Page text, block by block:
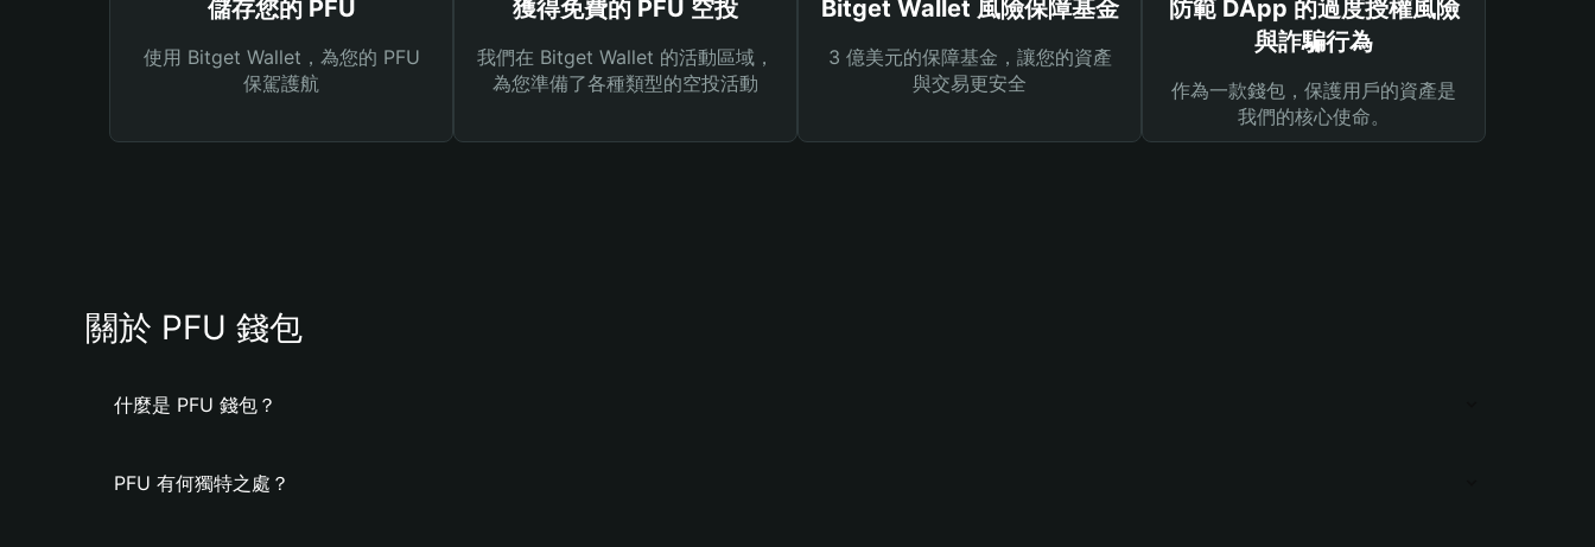
儲存您的 PFU
使用 Bitget Wallet，為您的 PFU
保駕護航
獲得免費的 PFU 空投
我們在 Bitget Wallet 的活動區域，
為您準備了各種類型的空投活動
Bitget Wallet 風險保障基金
3 億美元的保障基金，讓您的資產
與交易更安全
防範 DApp 的過度授權風險
與詐騙行為
作為一款錢包，保護用戶的資產是
我們的核心使命。
關於 PFU 錢包
什麼是 PFU 錢包？
PFU 有何獨特之處？